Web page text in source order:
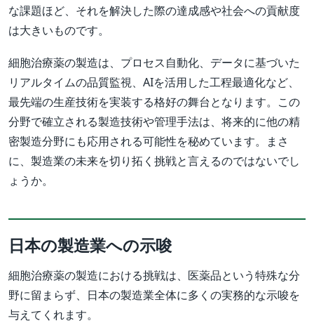
な課題ほど、それを解決した際の達成感や社会への貢献度
は大きいものです。
細胞治療薬の製造は、プロセス自動化、データに基づいた
リアルタイムの品質監視、AIを活用した工程最適化など、
最先端の生産技術を実装する格好の舞台となります。この
分野で確立される製造技術や管理手法は、将来的に他の精
密製造分野にも応用される可能性を秘めています。まさ
に、製造業の未来を切り拓く挑戦と言えるのではないでし
ょうか。
日本の製造業への示唆
細胞治療薬の製造における挑戦は、医薬品という特殊な分
野に留まらず、日本の製造業全体に多くの実務的な示唆を
与えてくれます。